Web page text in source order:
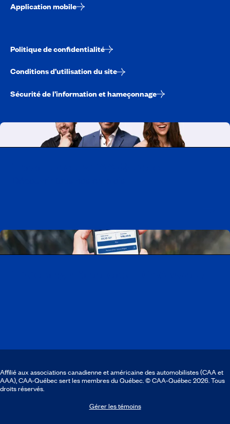
Application mobile
Politique de confidentialité
Conditions d’utilisation du site
Sécurité de l’information et hameçonnage
Affilié aux associations canadienne et américaine des automobilistes (CAA et
AAA), CAA-Québec sert les membres du Québec. © CAA‑Québec 2026. Tous
droits réservés.
Gérer les témoins